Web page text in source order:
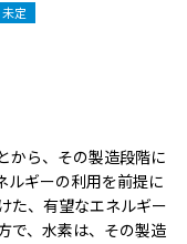
未定
から、その製造段階に
ルギーの利用を前提に
た、有望なエネルギー
で、水素は、その製造